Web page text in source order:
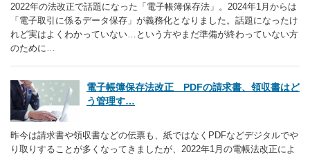
2022年の法改正で話題になった「電子帳簿保存法」。2024年1月からは
「電子取引に係るデータ保存」が義務化となりました。話題になったけ
れど実はよくわかっていない…という方やまだ準備が終わっていない方
のために…
電子帳簿保存法改正 PDFの請求書、領収書はど
う管理す…
昨今は請求書や領収書などの伝票も、紙ではなくPDFなどデジタルでや
り取りすることが多くなってきましたが、2022年1月の電帳法改正によ